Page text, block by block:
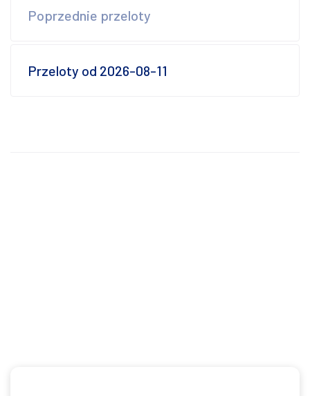
Poprzednie przeloty
Przeloty od 2026-08-11